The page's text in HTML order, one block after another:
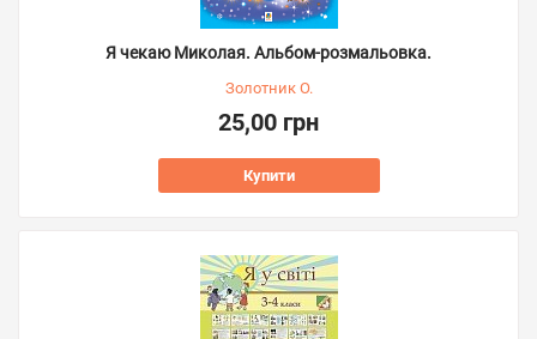
Я чекаю Миколая. Альбом-розмальовка.
Золотник О.
25,00 грн
Купити